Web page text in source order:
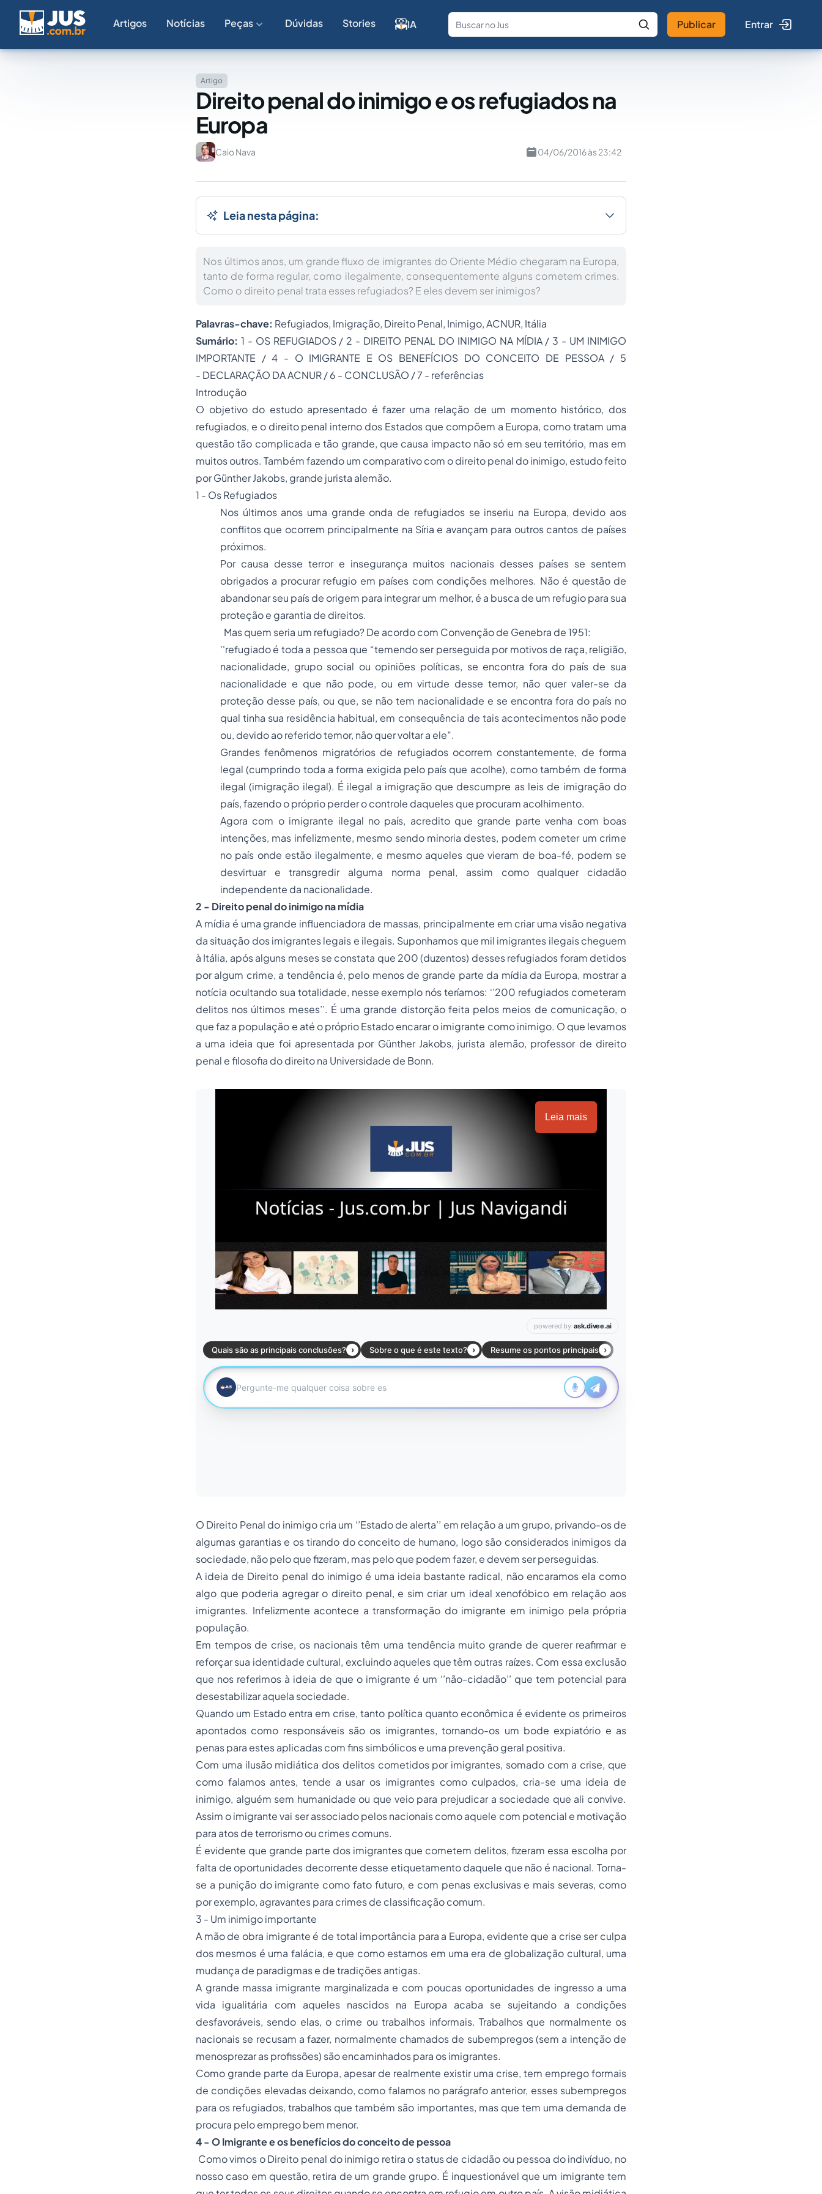
Artigos Notícias Peças Dúvidas Stories IA
Fale com a IA Buscar no Jus
Publicar Entrar
Artigo
Direito penal do inimigo e os refugiados na
Europa
Caio Nava 04/06/2016 às 23:42
Leia nesta página:
Nos últimos anos, um grande fluxo de imigrantes do Oriente Médio chegaram na Europa,
tanto de forma regular, como ilegalmente, consequentemente alguns cometem crimes.
Como o direito penal trata esses refugiados? E eles devem ser inimigos?
Palavras-chave: Refugiados, Imigração, Direito Penal, Inimigo, ACNUR, Itália
Sumário: 1 - ​OS REFUGIADOS / 2 - DIREITO PENAL DO INIMIGO NA MÍDIA / 3 - UM INIMIGO
IMPORTANTE / 4 - O IMIGRANTE E OS BENEFÍCIOS DO CONCEITO DE PESSOA / 5
- DECLARAÇÃO DA ACNUR / 6 - CONCLUSÃO / 7 - referências
Introdução
O objetivo do estudo apresentado é fazer uma relação de um momento histórico, dos
refugiados, e o direito penal interno dos Estados que compõem a Europa, como tratam uma
questão tão complicada e tão grande, que causa impacto não só em seu território, mas em
muitos outros. Também fazendo um comparativo com odireito penal do inimigo, estudo feito
por Günther Jakobs, grande jurista alemão.
1 - ​Os Refugiados
Nos últimos anos uma grande onda de refugiados se inseriu na Europa, devido aos
conflitos que ocorrem principalmente na Síria e avançam para outros cantos de países
próximos.
Por causa desse terror e insegurança muitos nacionais desses países se sentem
obrigados a procurar refugio em países com condições melhores. Não é questão de
abandonar seu país de origem para integrar um melhor, é a busca de um refugio para sua
proteção e garantia de direitos.
Mas quem seria um refugiado? De acordo com Convenção de Genebra de 1951:
''refugiado é toda a pessoa que “temendo ser perseguida por motivos de raça, religião,
nacionalidade, grupo social ou opiniões políticas, se encontra fora do país de sua
nacionalidade e que não pode, ou em virtude desse temor, não quer valer-se da
proteção desse país, ou que, se não tem nacionalidade e se encontra fora do país no
qual tinha sua residência habitual, em consequência de tais acontecimentos não pode
ou, devido ao referido temor, não quer voltar a ele”.
Grandes fenômenos migratórios de refugiados ocorrem constantemente, de forma
legal (cumprindo toda a forma exigida pelo país que acolhe), como também de forma
ilegal (imigração ilegal). É ilegal a imigração que descumpre as leis de imigração do
país, fazendo o próprio perder o controle daqueles que procuram acolhimento.
Agora com o imigrante ilegal no país, acredito que grande parte venha com boas
intenções, mas infelizmente, mesmo sendo minoria destes, podem cometer um crime
no país onde estão ilegalmente, e mesmo aqueles que vieram de boa-fé, podem se
desvirtuar e transgredir alguma norma penal, assim como qualquer cidadão
independente da nacionalidade.
2 - Direito penal do inimigo na mídia
A mídia é uma grande influenciadora de massas, principalmente em criar uma visão negativa
da situação dos imigrantes legais e ilegais. Suponhamos que mil imigrantes ilegais cheguem
à Itália, após alguns meses se constata que 200 (duzentos) desses refugiados foram detidos
por algum crime, a tendência é, pelo menos de grande parte da mídia da Europa, mostrar a
notícia ocultando sua totalidade, nesse exemplo nós teríamos: ‘’200 refugiados cometeram
delitos nos últimos meses’’. É uma grande distorção feita pelos meios de comunicação, o
que faz a população e até o próprio Estado encarar o imigrante como inimigo. O que levamos
a uma ideia que foi apresentada por Günther Jakobs, jurista alemão, professor de direito
penal efilosofia do direitona Universidade de Bonn.
Leia mais
O Direito Penal do inimigo cria um ‘’Estado de alerta’’ em relação a um grupo, privando-os de
algumas garantias e os tirando do conceito de humano, logo são considerados inimigos da
sociedade, não pelo que fizeram, mas pelo que podem fazer, e devem ser perseguidas.
A ideia de Direito penal do inimigo é uma ideia bastante radical, não encaramos ela como
algo que poderia agregar o direito penal, e sim criar um ideal xenofóbico em relação aos
imigrantes. Infelizmente acontece a transformação do imigrante em inimigo pela própria
população.
Em tempos de crise, os nacionais têm uma tendência muito grande de querer reafirmar e
reforçar sua identidade cultural, excluindo aqueles que têm outras raízes. Com essa exclusão
que nos referimos à ideia de que o imigrante é um ‘’não-cidadão’’ que tem potencial para
desestabilizar aquela sociedade.
Quando um Estado entra em crise, tanto política quanto econômica é evidente os primeiros
apontados como responsáveis são os imigrantes, tornando-os um bode expiatório e as
penaspara estes aplicadas com fins simbólicos e uma prevenção geral positiva.
Com uma ilusão midiática dos delitos cometidos por imigrantes, somado com a crise, que
como falamos antes, tende a usar os imigrantes como culpados, cria-se uma ideia de
inimigo, alguém sem humanidade ou que veio para prejudicar a sociedade que ali convive.
Assim o imigrante vai ser associado pelos nacionais como aquele com potencial e motivação
para atos deterrorismoou crimes comuns.
É evidente que grande parte dos imigrantes que cometem delitos, fizeram essa escolha por
falta de oportunidades decorrente desse etiquetamento daquele que não é nacional. Torna-
se a punição do imigrante como fato futuro, e com penas exclusivas e mais severas, como
por exemplo, agravantes para crimes de classificação comum.
3 - Um inimigo importante
A mão de obra imigrante é de total importância para a Europa, evidente que a crise ser culpa
dos mesmos é uma falácia, e que como estamos em uma era de globalização cultural, uma
mudança de paradigmas e de tradições antigas.
A grande massa imigrante marginalizada e com poucas oportunidades de ingresso a uma
vida igualitária com aqueles nascidos na Europa acaba se sujeitando a condições
desfavoráveis, sendo elas, o crime ou trabalhos informais. Trabalhos que normalmente os
nacionais se recusam a fazer, normalmente chamados de subempregos (sem a intenção de
menosprezar as profissões) são encaminhados para os imigrantes.
Como grande parte da Europa, apesar de realmente existir uma crise, tem emprego formais
de condições elevadas deixando, como falamos no parágrafo anterior, esses subempregos
para os refugiados, trabalhos que também são importantes, mas que tem uma demanda de
procura pelo emprego bem menor.
4 - O Imigrante e os benefícios do conceito de pessoa
Como vimos o Direito penal do inimigo retira o statusde cidadão ou pessoa do indivíduo, no
nosso caso em questão, retira de um grande grupo. É inquestionável que um imigrante tem